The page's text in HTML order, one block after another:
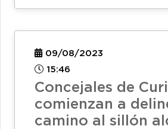
09/08/2023
15:46
Concejales de
comienzan a
camino al sillón